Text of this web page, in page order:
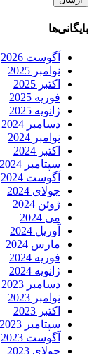
بایگانی‌ها
آگوست 2026
نوامبر 2025
اکتبر 2025
فوریه 2025
ژانویه 2025
دسامبر 2024
نوامبر 2024
اکتبر 2024
سپتامبر 2024
آگوست 2024
جولای 2024
ژوئن 2024
می 2024
آوریل 2024
مارس 2024
فوریه 2024
ژانویه 2024
دسامبر 2023
نوامبر 2023
اکتبر 2023
سپتامبر 2023
آگوست 2023
جولای 2023